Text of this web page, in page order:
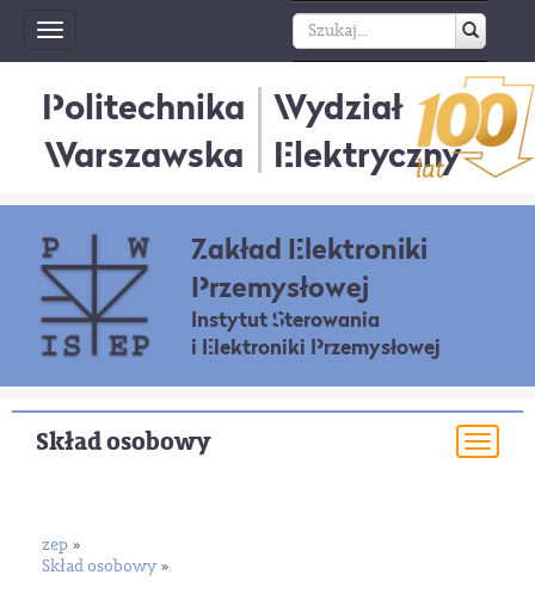
Toggle
navigation
Politechnika
Warszawska
Wydział
Elektryczny
Zakład Elektroniki
Przemysłowej
Instytut Sterowania
i Elektroniki Przemysłowej
Skład osobowy
zep »
Skład osobowy »